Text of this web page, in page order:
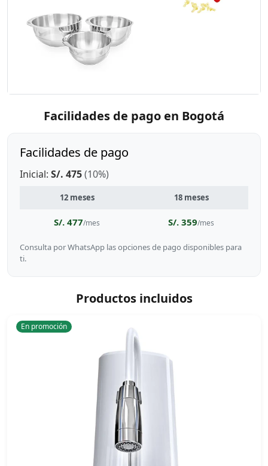
Facilidades de pago en Bogotá
Facilidades de pago
Inicial: S/. 475(10%)
12 meses 18 meses
S/. 477/mes S/. 359/mes
Consulta por WhatsApp las opciones de pago disponibles para
ti.
Productos incluidos
En promoción